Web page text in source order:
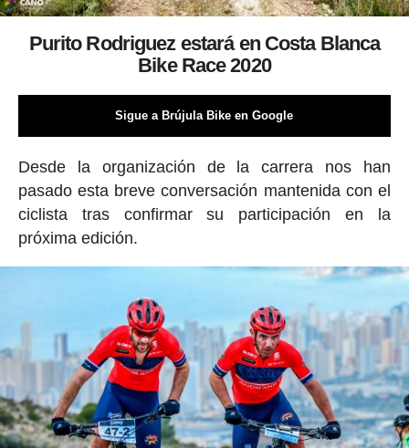
Purito Rodriguez estará en Costa Blanca
Bike Race 2020
Sigue a Brújula Bike en Google
Desde la organización de la carrera nos han
pasado esta breve conversación mantenida con el
ciclista tras confirmar su participación en la
próxima edición.